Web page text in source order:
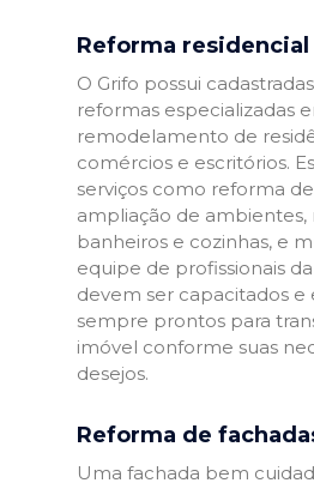
Reforma residencial
O Grifo possui
reformas especializadas
remodelamento de
comércios e escritórios.
serviços como reforma
ampliação de ambientes,
banheiros e cozinhas, e
equipe de profissionais
devem ser capacitados e
sempre prontos para
imóvel conforme suas
desejos.
Reforma de
Uma fachada bem